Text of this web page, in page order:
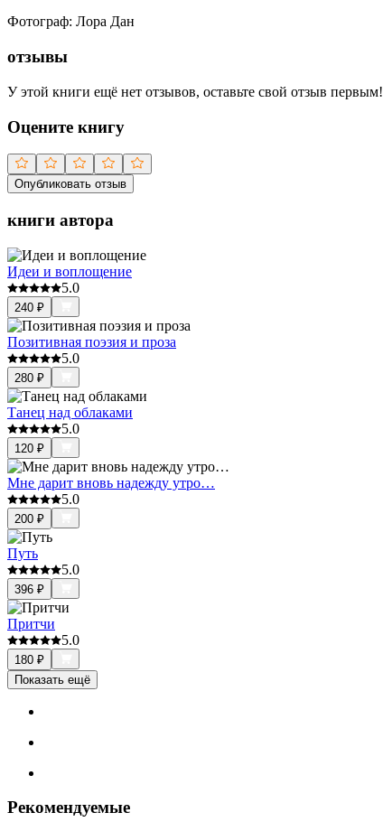
Фотограф: Лора Дан
отзывы
У этой книги ещё нет отзывов, оставьте свой отзыв первым!
Оцените книгу
Опубликовать отзыв
книги автора
Идеи и воплощение
5.0
240 ₽
Позитивная поэзия и проза
5.0
280 ₽
Танец над облаками
5.0
120 ₽
Мне дарит вновь надежду утро…
5.0
200 ₽
Путь
5.0
396 ₽
Притчи
5.0
180 ₽
Показать ещё
Рекомендуемые